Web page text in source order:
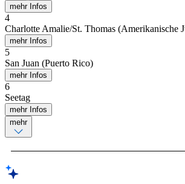
mehr Infos
4
Charlotte Amalie/St. Thomas (Amerikanische
mehr Infos
5
San Juan (Puerto Rico)
mehr Infos
6
Seetag
mehr Infos
mehr